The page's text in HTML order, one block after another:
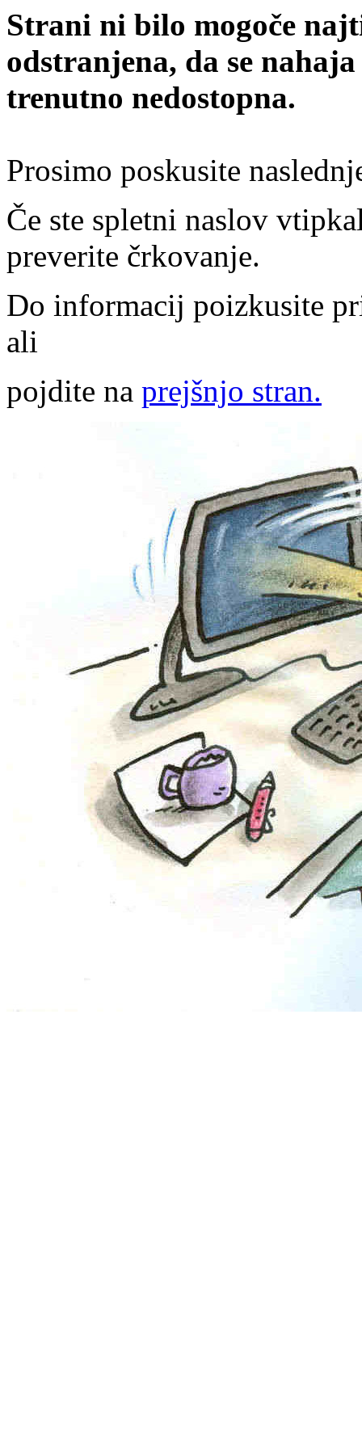
Strani ni bilo mogoče
odstranjena, da se
trenutno nedostopna.
Prosimo poskusite
Če ste spletni naslov
preverite črkovanje.
Do informacij poizkusite
ali
pojdite na prejšnjo stran.